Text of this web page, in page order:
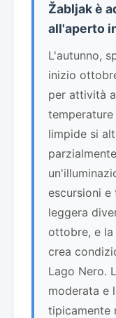
Žabljak è
all'aperto
L'autunno,
inizio
per attività
temperature
limpide si
escursioni
leggera
ottobre, e la
crea
Lago Nero.
moderata e
tipicamente